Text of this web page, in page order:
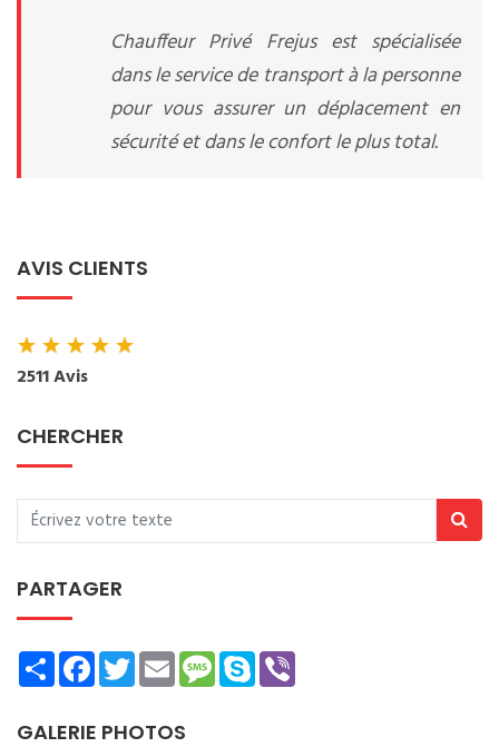
Chauffeur Privé Frejus est spécialisée
dans le service de transport à la personne
pour vous assurer un déplacement en
sécurité et dans le confort le plus total.
AVIS CLIENTS
★★★★★
2511 Avis
CHERCHER
PARTAGER
ShareFacebookTwitterEmailMessage
Skype
GALERIE PHOTOS